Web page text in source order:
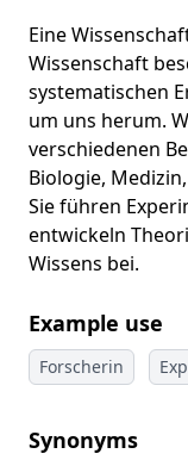
Eine
Wissenschaft
systematischen
um uns herum.
verschiedenen
Biologie,
Sie führen
entwickeln
Wissens bei.
Example use
Forscherin
Synonyms